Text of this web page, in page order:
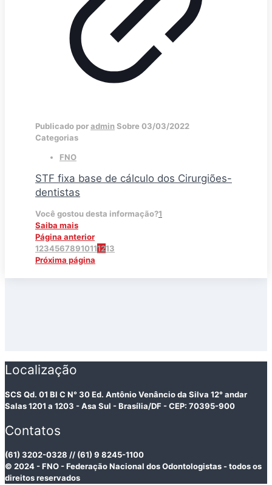
Publicado poradminSobre 03/03/2022
Categorias
FNO
STF fixa base de cálculo dos Cirurgiões-
dentistas
Você gostou desta informação?1
Saiba mais
Página anterior
12345678910111213
Próxima página
Localização
SCS Qd. 01 Bl C N° 30 Ed. Antônio Venâncio da Silva 12° andar
Salas 1201 a 1203 - Asa Sul - Brasília/DF - CEP: 70395-900
Contatos
(61) 3202-0328 // (61) 9 8245-1100
© 2024 - FNO - Federação Nacional dos Odontologistas - todos os
direitos reservados